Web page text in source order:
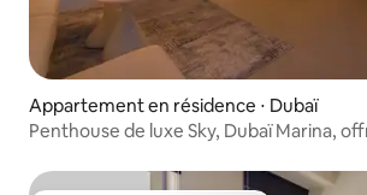
Appartement en résidence ⋅ Dubaï
Penthouse de luxe Sky, Dubaï Marina,